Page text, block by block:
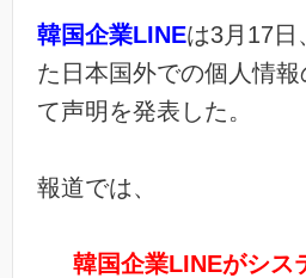
韓国企業LINEは3月17日
た日本国外での個人情
て声明を発表した。
報道では、
韓国企業LINEがシス